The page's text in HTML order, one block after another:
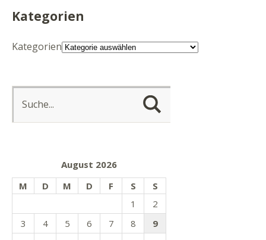
Kategorien
Kategorien
August 2026
M
D M D F S S
1
2
3
4 5 6 7 8
9